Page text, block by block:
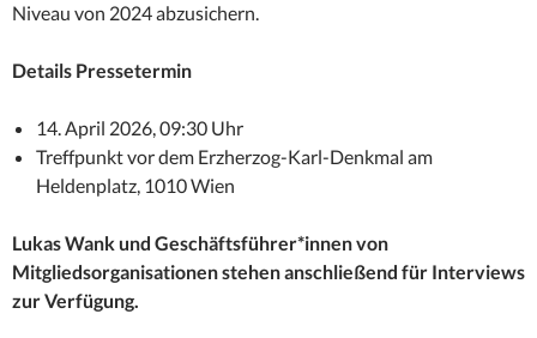
Niveau von 2024 abzusichern.
Details Pressetermin
14. April 2026, 09:30 Uhr
Treffpunkt vor dem Erzherzog-Karl-Denkmal am
Heldenplatz, 1010 Wien
Lukas Wank und Geschäftsführer*innen von
Mitgliedsorganisationen stehen anschließend für Interviews
zur Verfügung.